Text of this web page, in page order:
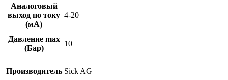
Аналоговый
выход по току
(мА)
4-20
Давление max
(Бар)
10
Производитель Sick AG